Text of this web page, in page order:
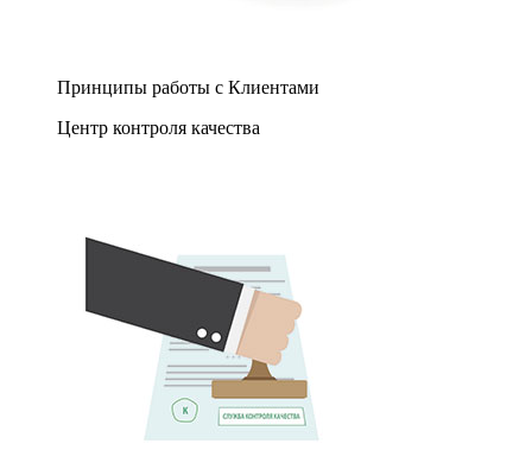
Принципы работы с Клиентами
Центр контроля качества